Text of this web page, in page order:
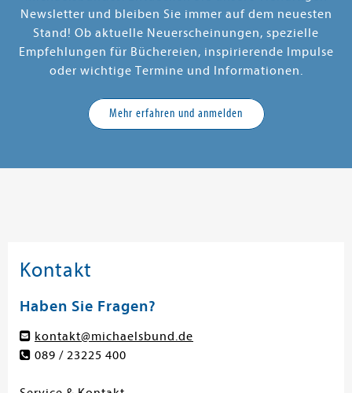
Newsletter und bleiben Sie immer auf dem neuesten
Stand! Ob aktuelle Neuerscheinungen, spezielle
Empfehlungen für Büchereien, inspirierende Impulse
oder wichtige Termine und Informationen.
Mehr erfahren und anmelden
Kontakt
Haben Sie Fragen?
kontakt@michaelsbund.de
089 / 23225 400